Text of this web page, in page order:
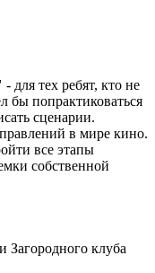
- для тех ребят, кто не
бы попрактиковаться
сценарии.
в мире кино.
все этапы
собственной
Загородного клуба